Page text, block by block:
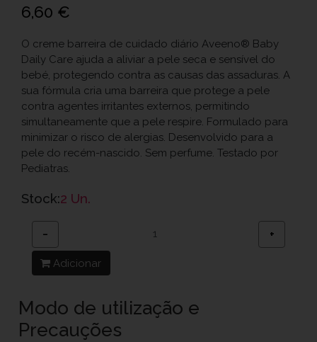
6,60 €
O creme barreira de cuidado diário Aveeno® Baby
Daily Care ajuda a aliviar a pele seca e sensível do
bebé, protegendo contra as causas das assaduras. A
sua fórmula cria uma barreira que protege a pele
contra agentes irritantes externos, permitindo
simultaneamente que a pele respire. Formulado para
minimizar o risco de alergias. Desenvolvido para a
pele do recém-nascido. Sem perfume. Testado por
Pediatras.
Stock:2 Un.
− +
Adicionar
Modo de utilização e
Precauções